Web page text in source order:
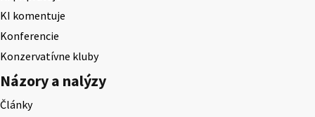
KI komentuje
Konferencie
Konzervatívne kluby
Názory a nalýzy
Články